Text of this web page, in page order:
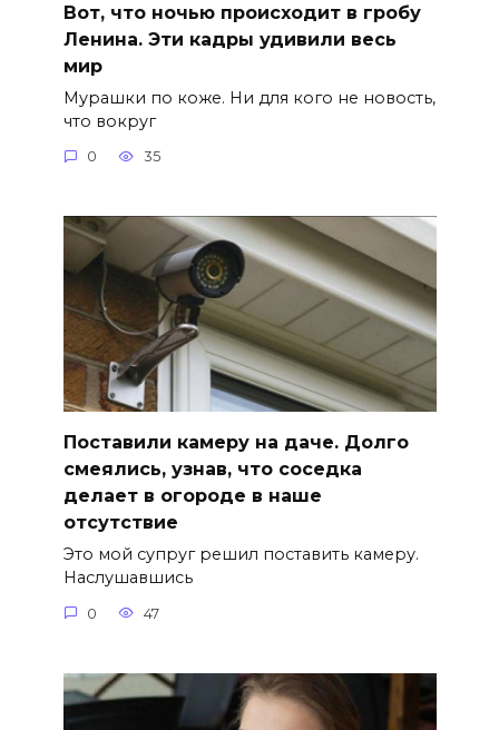
Вот, что ночью происходит в гробу
Ленина. Эти кадры удивили весь
мир
Мурашки по коже. Ни для кого не новость,
что вокруг
0 35
Поставили камеру на даче. Долго
смеялись, узнав, что соседка
делает в огороде в наше
отсутствие
Это мой супруг решил поставить камеру.
Наслушавшись
0 47